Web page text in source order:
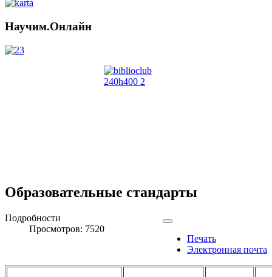
Научим.Онлайн
Образовательные стандарты
Печать
Электронная почта
Подробности
Просмотров: 7520